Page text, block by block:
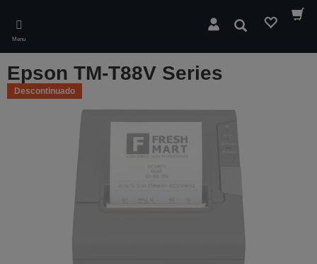
main
content
Menu
Pesquisar
Epson TM-T88V Series
Descontinuado